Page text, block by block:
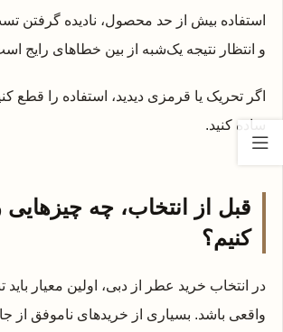
استفاده بیش از حد محصول، نادیده گرفتن
و انتظار نتیجه یک‌شبه از بین خطاهای رایج
اگر تحریک یا قرمزی دیدید، استفاده را قطع
ساده کنید.
قبل از انتخاب، چه
کنیم؟
در انتخاب خرید عطر از دبی، اولین معیار باید
واقعی باشد. بسیاری از خریدهای ناموفق